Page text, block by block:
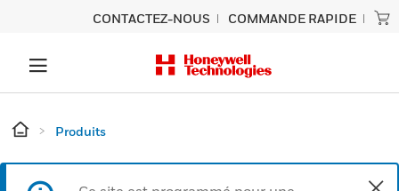
CONTACTEZ-NOUS COMMANDE RAPIDE
Produits